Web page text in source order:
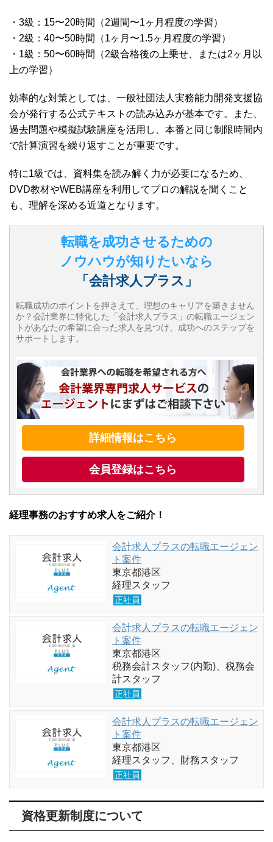
・3級：15〜20時間（2週間〜1ヶ月程度の学習）
・2級：40〜50時間（1ヶ月〜1.5ヶ月程度の学習）
・1級：50〜60時間（2級合格後の上乗せ、または2ヶ月以
上の学習）
効率的な対策としては、一般社団法人実務能力開発支援協
会が発行する公式テキストの読み込みが基本です。また、
過去問題や模擬試験講座を活用し、本番と同じ制限時間内
で計算演習を繰り返すことが重要です。
特に1級では、資料集を読み解く力が必要になるため、
DVD教材やWEB講座を利用してプロの解説を聞くこと
も、理解を深める近道となります。
転職を成功させるための
ノウハウが知りたいなら
「会計求人プラス」
転職成功のポイントを押さえて、理想のキャリアを築きません
か？会計業界に特化した「会計求人プラス」の転職エージェン
トがあなたの希望に合った求人を見つけ、成功へのステップを
サポートします。
詳細情報はこちら
会員登録はこちら
経理事務のおすすめ求人をご紹介！
会計求人プラスの転職エージェン
ト案件
東京都港区
経理スタッフ
正社員
会計求人プラスの転職エージェン
ト案件
東京都港区
税務会計スタッフ(内勤)、税務会
計スタッフ
正社員
会計求人プラスの転職エージェン
ト案件
東京都港区
経理スタッフ、財務スタッフ
正社員
資格更新制度について